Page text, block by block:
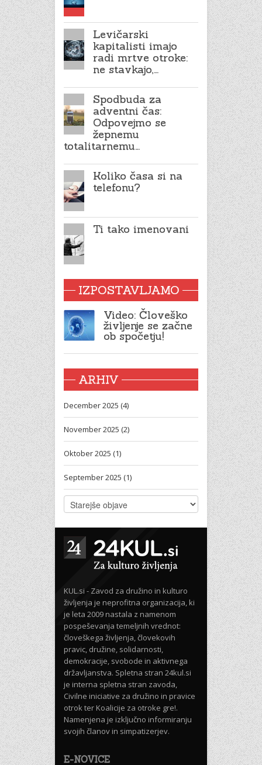
Levičarski
kapitalisti imajo
radi mrtve otroke:
ne stavkajo,…
Spodbuda za
adventni čas:
Odpovejmo se
žepnemu
totalitarnemu…
Koliko časa si na
telefonu?
Ti tako imenovani
IZPOSTAVLJAMO
Video: Človeško
življenje se začne
ob spočetju!
ARHIV
December 2025 (4)
November 2025 (2)
Oktober 2025 (1)
September 2025 (1)
KUL.si - Zavod za družino in kulturo
življenja je neprofitna organizacija, ki
je leta 2009 nastala z namenom
pospeševanja temeljnih vrednot:
človeškega življenja, človekovih
pravic, družine, solidarnosti,
demokracije, svobode in aktivnega
državljanstva. Spletna stran 24kul.si
je interna spletna stran zavoda,
Civilne iniciative za družino in pravice
otrok ter Koalicije za otroke gre!.
Namenjena je izključno informiranju
svojih članov in simpatizerjev.
E-NOVICE